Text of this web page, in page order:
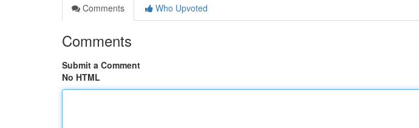
Comments
Who Upvoted
Comments
Submit a Comment
No HTML